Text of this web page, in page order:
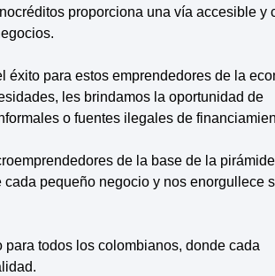
proporciona una vía accesible y
para estos emprendedores de la
les brindamos la oportunidad de
o fuentes ilegales de
de la base de la pirámide
pequeño negocio y nos enorgullece
todos los colombianos, donde cada